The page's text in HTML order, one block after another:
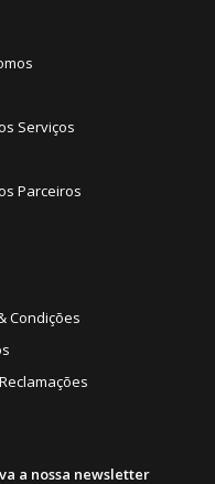
Serviços
Parceiros
Condições
a nossa newsletter